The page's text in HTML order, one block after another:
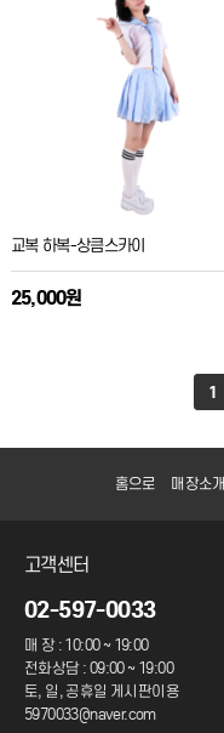
교복 하복-상큼스카이
25,000원
1
홈으로 매장소개
고객센터
02-597-0033
매 장 : 10:00 ~ 19:00
전화상담 : 09:00 ~ 19:00
토, 일, 공휴일 게시판이용
5970033@naver.com